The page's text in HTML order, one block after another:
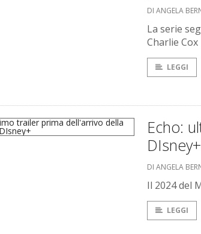
DI ANGELA
La serie
Charlie
LEGGI
Echo:
DIsney+
DI ANGELA
Il 2024 del
LEGGI